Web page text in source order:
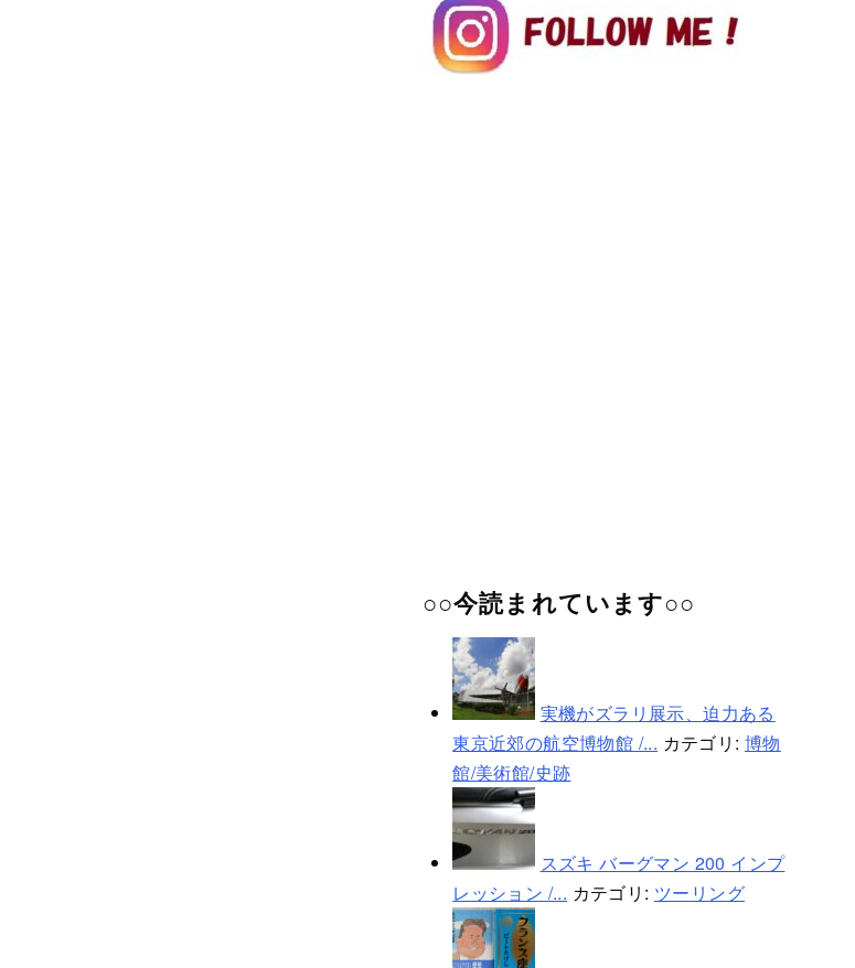
○○今読まれています○○
実機がズラリ展示、迫力ある
東京近郊の航空博物館 /... カテゴリ: 博物
館/美術館/史跡
スズキ バーグマン 200 インプ
レッション /... カテゴリ: ツーリング